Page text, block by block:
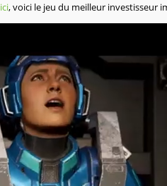
ici, voici le jeu du meilleur investisseur